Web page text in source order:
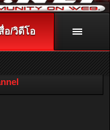
หรือโทร. 081-811-1138
ติม คลิกที่นี่
อ/วิดีโอ